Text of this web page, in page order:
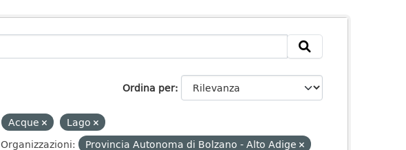
Ordina per
Acque
Lago
Organizzazioni:
Provincia Autonoma di Bolzano - Alto Adige